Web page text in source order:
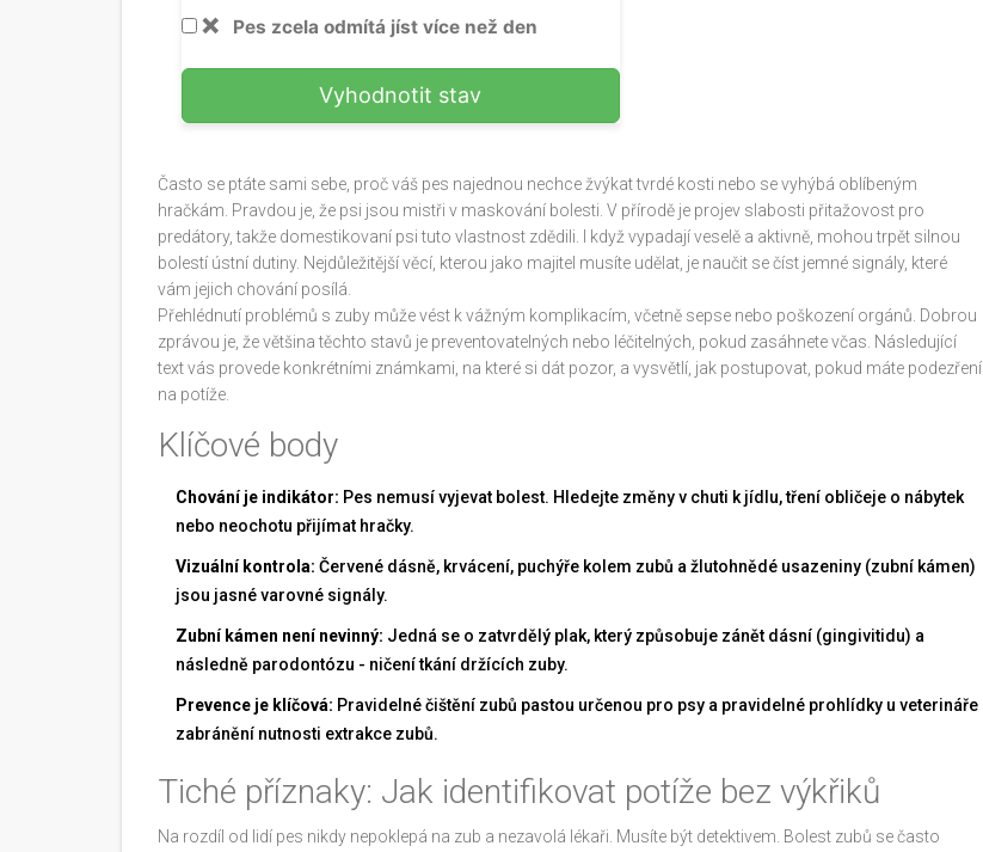
❌ Pes zcela odmítá jíst více než den
Vyhodnotit stav
Často se ptáte sami sebe, proč váš pes najednou nechce žvýkat tvrdé kosti nebo se vyhýbá oblíbeným
hračkám. Pravdou je, že psi jsou mistři v maskování bolesti. V přírodě je projev slabosti přitažovost pro
predátory, takže domestikovaní psi tuto vlastnost zdědili. I když vypadají veselě a aktivně, mohou trpět silnou
bolestí ústní dutiny. Nejdůležitější věcí, kterou jako majitel musíte udělat, je naučit se číst jemné signály, které
vám jejich chování posílá.
Přehlédnutí problémů s zuby může vést k vážným komplikacím, včetně sepse nebo poškození orgánů. Dobrou
zprávou je, že většina těchto stavů je preventovatelných nebo léčitelných, pokud zasáhnete včas. Následující
text vás provede konkrétními známkami, na které si dát pozor, a vysvětlí, jak postupovat, pokud máte podezření
na potíže.
Klíčové body
Chování je indikátor: Pes nemusí vyjevat bolest. Hledejte změny v chuti k jídlu, tření obličeje o nábytek
nebo neochotu přijímat hračky.
Vizuální kontrola: Červené dásně, krvácení, puchýře kolem zubů a žlutohnědé usazeniny (zubní kámen)
jsou jasné varovné signály.
Zubní kámen není nevinný: Jedná se o zatvrdělý plak, který způsobuje zánět dásní (gingivitidu) a
následně parodontózu - ničení tkání držících zuby.
Prevence je klíčová: Pravidelné čištění zubů pastou určenou pro psy a pravidelné prohlídky u veterináře
zabránění nutnosti extrakce zubů.
Tiché příznaky: Jak identifikovat potíže bez výkřiků
Na rozdíl od lidí pes nikdy nepoklepá na zub a nezavolá lékaři. Musíte být detektivem. Bolest zubů se často